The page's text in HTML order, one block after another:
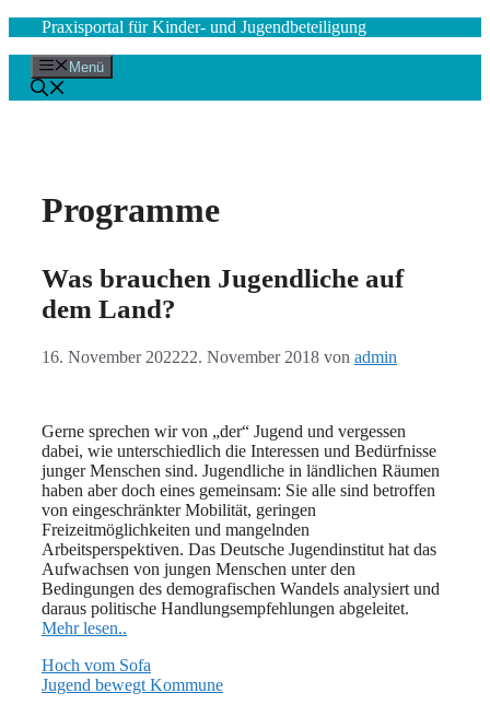
springen
Praxisportal für Kinder- und Jugendbeteiligung
Menü
Programme
Was brauchen Jugendliche auf
dem Land?
16. November 202222. November 2018 von admin
Gerne sprechen wir von „der“ Jugend und vergessen
dabei, wie unterschiedlich die Interessen und Bedürfnisse
junger Menschen sind. Jugendliche in ländlichen Räumen
haben aber doch eines gemeinsam: Sie alle sind betroffen
von eingeschränkter Mobilität, geringen
Freizeitmöglichkeiten und mangelnden
Arbeitsperspektiven. Das Deutsche Jugendinstitut hat das
Aufwachsen von jungen Menschen unter den
Bedingungen des demografischen Wandels analysiert und
daraus politische Handlungsempfehlungen abgeleitet.
Mehr lesen..
Hoch vom Sofa
Jugend bewegt Kommune